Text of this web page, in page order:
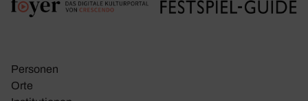
Personen
Orte